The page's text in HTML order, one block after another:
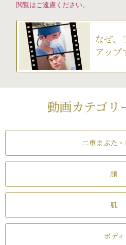
閲覧はご遠慮ください。
なぜ、
アップ
動画カテゴリ
二重まぶた・
顔
肌
ボディ